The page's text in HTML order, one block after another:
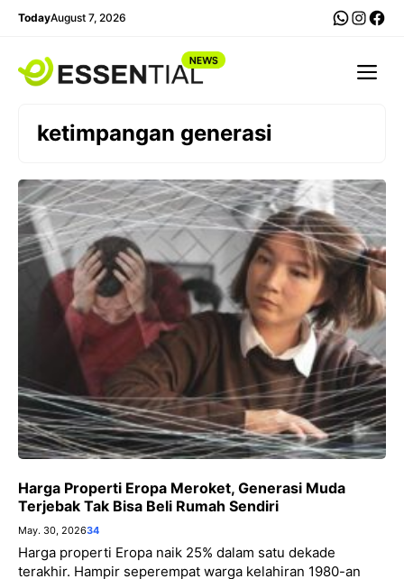
Skip
content
TodayAugust 7, 2026
ketimpangan generasi
Harga Properti Eropa Meroket, Generasi Muda
Terjebak Tak Bisa Beli Rumah Sendiri
May. 30, 202634
Harga properti Eropa naik 25% dalam satu dekade
terakhir. Hampir seperempat warga kelahiran 1980-an